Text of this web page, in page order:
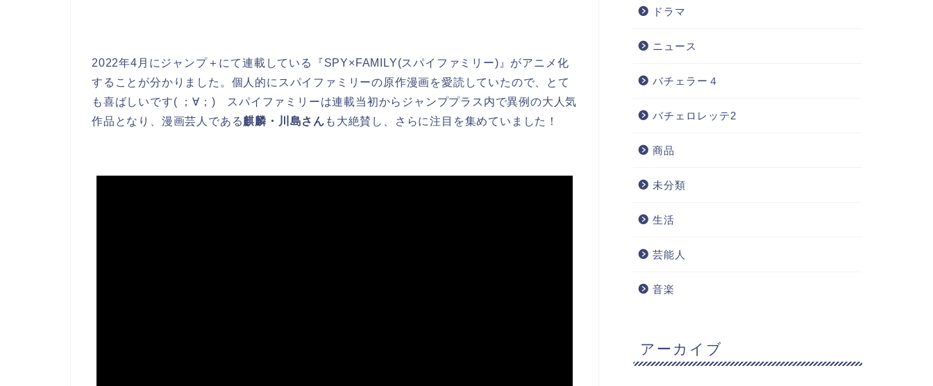
2022年4月にジャンプ＋にて連載している『SPY×FAMILY(スパイファミリー)』がアニメ化
することが分かりました。個人的にスパイファミリーの原作漫画を愛読していたので、とて
も喜ばしいです( ；∀；) スパイファミリーは連載当初からジャンププラス内で異例の大人気
作品となり、漫画芸人である 麒麟・川島さん も大絶賛し、さらに注目を集めていました！
ドラマ
ニュース
バチェラー４
バチェロレッテ2
商品
未分類
生活
芸能人
音楽
アーカイブ